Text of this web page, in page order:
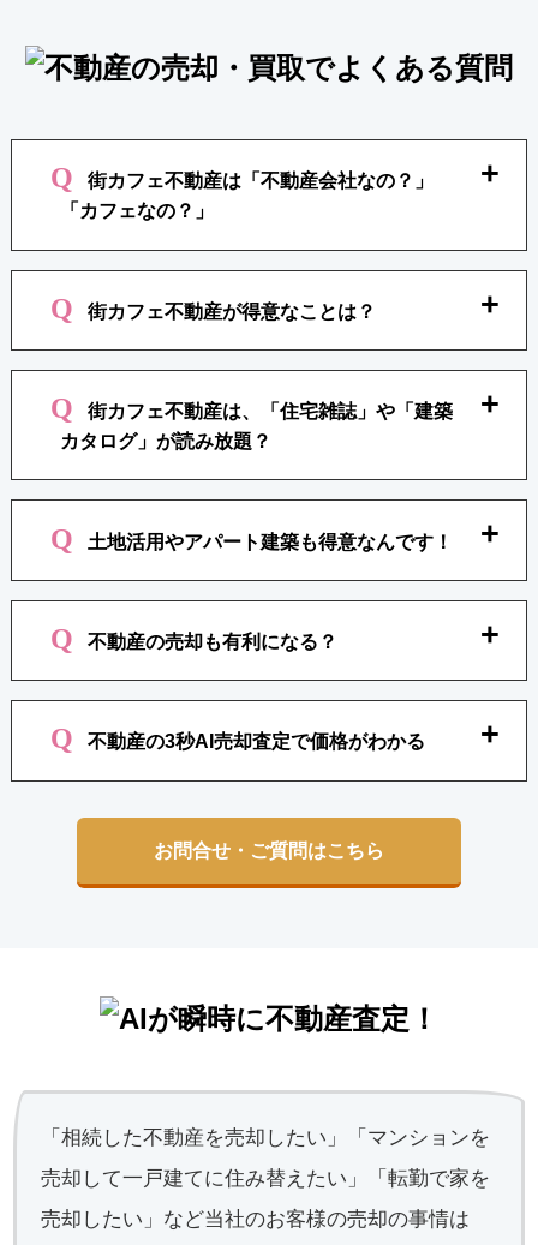
街カフェ不動産は「不動産会社なの？」
「カフェなの？」
不動産会社って、普段はなんだか入るのが「怖〜
い」イメージがあって入りにくいと思いません
か？
「街カフェ不動産」は、気軽に入れて「もちろん
カフェだけでもOK」なお店です、「しかも」大手
〇」などよりしっかりした地域密着の不動産情報
街カフェ不動産が得意なことは？
街カフェ不動産は地元の老舗建築会社「七福」の
運営する不動産会社です。
だから、「不動産を売りたい」「土地を探して注
文住宅を建てたい」「中古住宅を購入してリフォ
ームしたい」など不動産と建築の話が同時に出来
街カフェ不動産は、「住宅雑誌」や「建築
カタログ」が読み放題？
宅雑誌」こんなデザインのリビングにしたいとか
なります。
また、建築会社が運営する不動産会社なので「一
土地活用やアパート建築も得意なんです！
カフェ不動産」だから、アパート建築、入居者募
集、賃貸管理、まで安心！
ちょっと、相談したい時でも「街カフェ不動産」
で気軽にお茶しながら相談・・・も可能です。
不動産の売却も有利になる？
してから売れば高く売れそうな時、相続した不動
不動産の3秒AI売却査定で価格がわかる
「マンションから一戸建てに住み替えしたいの
で、マンションの価格を知りたい！」「相続した
自分で不動産の情報を入力するだけで、AIがその
場で3秒で結果を教えてくれます。
お問合せ・ご質問はこちら
「相続した不動産を売却したい」「マンションを
売却して一戸建てに住み替えたい」「転勤で家を
売却したい」など当社のお客様の売却の事情は